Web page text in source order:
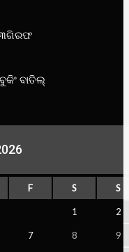
୩ଗିରଫ
ବାତିଲ୍
F S S
1 2
7 8 9